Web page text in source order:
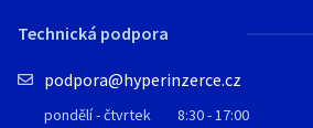
Technická podpora
podpora@hyperinzerce.cz
pondělí - čtvrtek 8:30 - 17:00